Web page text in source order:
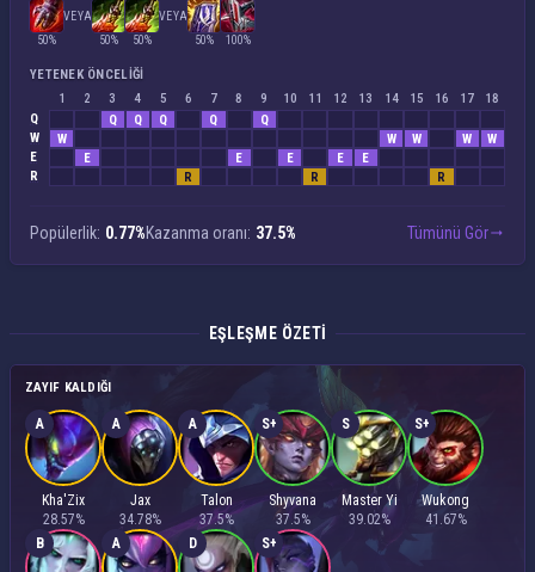
50%
VEYA
50%
50%
VEYA
50%
100%
YETENEK ÖNCELIĞI
1
2 3 4 5 6 7 8 9 10 11 12 13 14 15 16 17
18
Q
Q Q Q Q
Q
W
W W W W
W
E
E E E E
E
R
R R R
Popülerlik: 0.77%Kazanma oranı: 37.5% Tümünü Gör
EŞLEŞME ÖZETI
ZAYIF KALDIĞI
A
Kha'Zix
28.57%
A
Jax
34.78%
A
Talon
37.5%
S+
Shyvana
37.5%
S
Master Yi
39.02%
S+
Wukong
41.67%
B
A D S+